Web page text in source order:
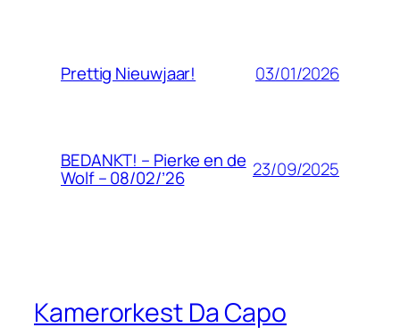
Prettig Nieuwjaar! 03/01/2026
BEDANKT! – Pierke en de
Wolf – 08/02/’26 23/09/2025
Kamerorkest Da Capo